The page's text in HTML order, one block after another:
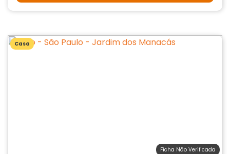
Casa
Ficha Não Verificada